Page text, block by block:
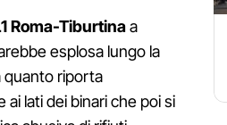
Roma-Tiburtinaa
esplosa lungo la
quanto riporta
ai lati dei binari che poi si